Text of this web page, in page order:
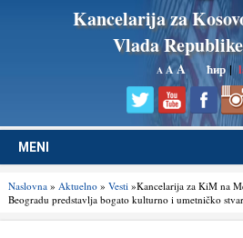
Kancelarija za
Vlada
A AA ћир|
MENI
Naslovna» Aktuelno» Vesti»Kancelarija za KiM na
Beogradu predstavlja bogato kulturno i umetničko